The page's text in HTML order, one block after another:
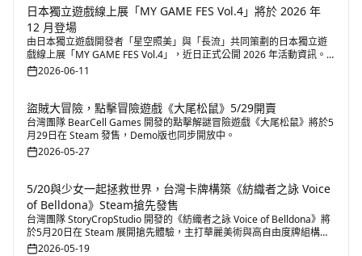
日本獨立遊戲線上展「MY GAME FES Vol.4」將於 2026 年
12 月登場
由日本獨立遊戲開發者「星空照美」與「長流」共同策劃的日本獨立遊
戲線上展「MY GAME FES Vol.4」，近日正式公開 2026 年活動資訊。
活動以促進獨立遊戲創作者與玩家之間的交流為核心理念，透過線上展
覽形式，提供開發者展示作品、推廣新作以及與玩家互動交流的平台。
2026-06-11
盜賊大冒險，點擊冒險遊戲《大尾松鼠》5/29開賣
台灣團隊 BearCell Games 開發的點擊解謎冒險遊戲《大尾松鼠》將於5
月29日在 Steam 發售，Demo版也同步開放中。
2026-05-27
5/20與少女一起拯救世界，台灣卡牌構築《紡織者之詠 Voice
of Belldona》Steam搶先發售
台灣團隊 StoryCropStudio 開發的《紡織者之詠 Voice of Belldona》將
於5月20日在 Steam 展開搶先體驗，主打華麗美術與高自由度牌組構築
玩法。
2026-05-19